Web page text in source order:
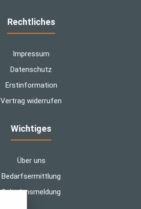
Rechtliches
Impressum
Datenschutz
Erstinformation
Vertrag widerrufen
Wichtiges
Über uns
Bedarfsermittlung
Schadensmeldung